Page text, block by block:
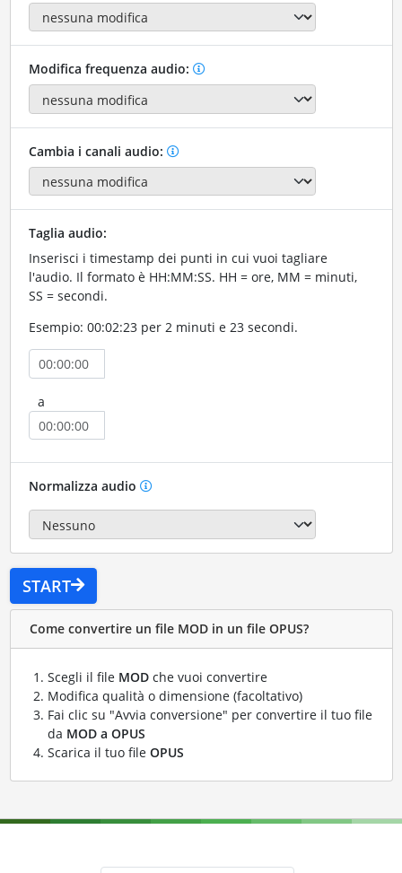
Modifica frequenza audio:
Cambia i canali audio:
Taglia audio:
Inserisci i timestamp dei punti in cui vuoi tagliare
l'audio. Il formato è HH:MM:SS. HH = ore, MM = minuti,
SS = secondi.
Esempio: 00:02:23 per 2 minuti e 23 secondi.
a
Normalizza audio
START
Come convertire un file MOD in un file OPUS?
Scegli il file MODche vuoi convertire
Modifica qualità o dimensione (facoltativo)
Fai clic su "Avvia conversione" per convertire il tuo file
da MOD a OPUS
Scarica il tuo file OPUS